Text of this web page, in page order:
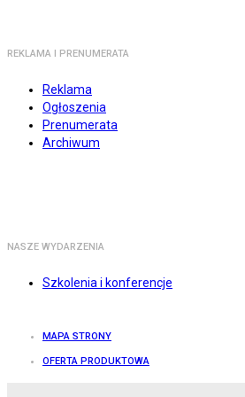
REKLAMA I PRENUMERATA
Reklama
Ogłoszenia
Prenumerata
Archiwum
NASZE WYDARZENIA
Szkolenia i konferencje
MAPA STRONY
OFERTA PRODUKTOWA